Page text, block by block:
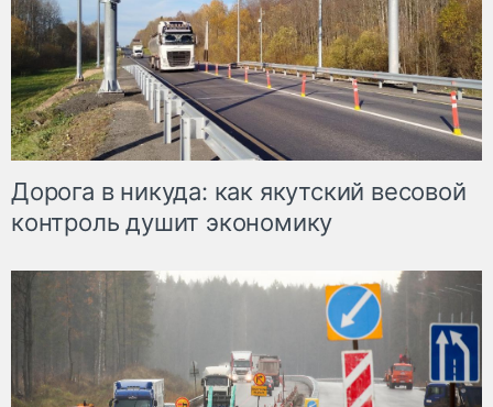
Дорога в никуда: как якутский весовой
контроль душит экономику